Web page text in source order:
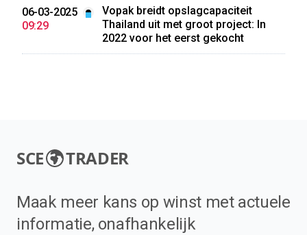
06-03-2025
09:29
Vopak breidt opslagcapaciteit
Thailand uit met groot project: In
2022 voor het eerst gekocht
SCE TRADER
Maak meer kans op winst met actuele
informatie, onafhankelijk